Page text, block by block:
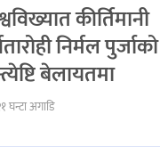
कीर्तिमानी
निर्मल पुर्जाको
बेलायतमा
घन्टा अगाडि